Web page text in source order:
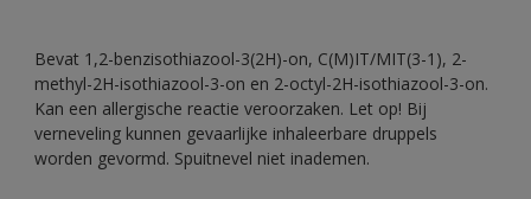
Bevat 1,2-benzisothiazool-3(2H)-on, C(M)IT/MIT(3-1), 2-
methyl-2H-isothiazool-3-on en 2-octyl-2H-isothiazool-3-on.
Kan een allergische reactie veroorzaken. Let op! Bij
verneveling kunnen gevaarlijke inhaleerbare druppels
worden gevormd. Spuitnevel niet inademen.